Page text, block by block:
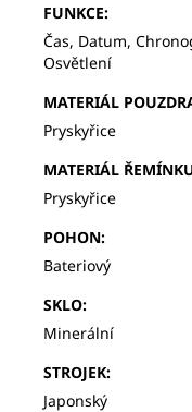
FUNKCE:
Čas, Datum,
Osvětlení
MATERIÁL
Pryskyřice
MATERIÁL
Pryskyřice
POHON:
Bateriový
SKLO:
Minerální
STROJEK:
Japonský